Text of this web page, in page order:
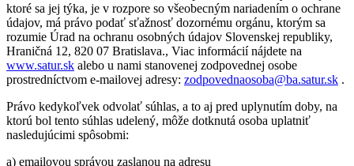
ktoré sa jej týka, je v rozpore so všeobecným nariadením o ochrane
údajov, má právo podať sťažnosť dozornému orgánu, ktorým sa
rozumie Úrad na ochranu osobných údajov Slovenskej republiky,
Hraničná 12, 820 07 Bratislava., Viac informácií nájdete na
www.satur.sk alebo u nami stanovenej zodpovednej osobe
prostredníctvom e-mailovej adresy: zodpovednaosoba@ba.satur.sk .
Právo kedykoľvek odvolať súhlas, a to aj pred uplynutím doby, na
ktorú bol tento súhlas udelený, môže dotknutá osoba uplatniť
nasledujúcimi spôsobmi:
a) emailovou správou zaslanou na adresu